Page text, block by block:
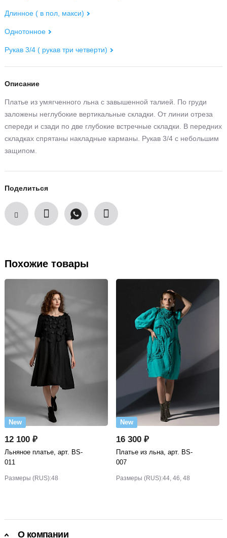
Длинное ( в пол, макси)
Однотонное
Рукав 3/4 ( рукав три четверти)
Описание
Платье из умягченного льна с завышенной талией. По груди
заложены неглубокие вертикальные складки. От линии отреза
спереди и сзади по две глубокие встречные складки. В передних
складках спрятаны накладные карманы. Рукав 3/4 с небольшим
защипом.
Поделиться
Похожие товары
New
12 100 ₽
Льняное платье, арт. BS-
011
Размеры (RUS):48
New
16 300 ₽
Платье из льна, арт. BS-
007
Размеры (RUS):44, 46, 48
О компании